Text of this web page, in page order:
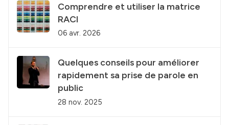
Comprendre et utiliser la matrice
RACI
06 avr. 2026
Quelques conseils pour améliorer
rapidement sa prise de parole en
public
28 nov. 2025